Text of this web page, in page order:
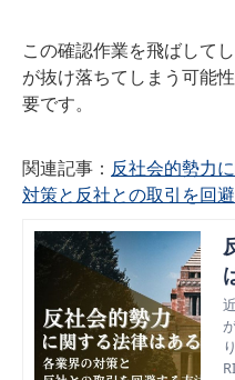
この確認作業を飛ばして
が抜け落ちてしまう可能
要です。
関連記事： 反社会的勢力
対策と反社との取引を回